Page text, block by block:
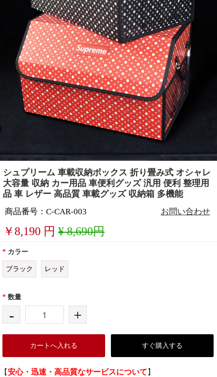
シュプリーム 車載収納ボックス 折り畳み式 オシャレ
大容量 収納 カー用品 車便利グッズ 汎用 便利 整理用
品 車 レザー 高品質 車載グッズ 収納箱 多機能
商品番号：C-CAR-003 お問い合わせ
￥ 8,190 円 ¥ 8,690円
* カラー
ブラック レッド
* 数量
- +
カートへ入れる すぐ購入する
【安心・迅速・高品質なサービスについて 】